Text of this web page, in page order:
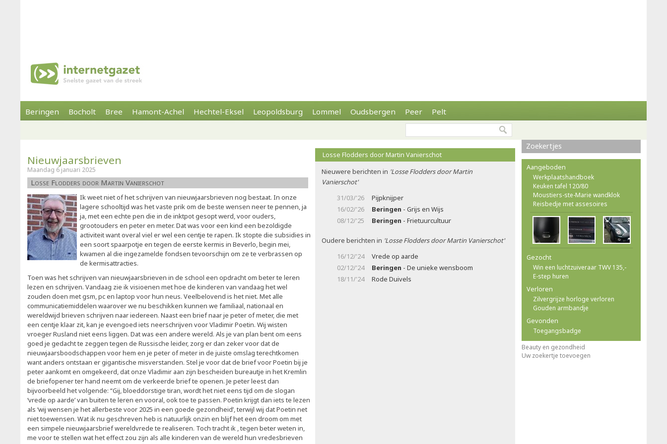
Beringen Bocholt Bree Hamont-Achel Hechtel-Eksel Leopoldsburg Lommel Oudsbergen Peer Pelt
Nieuwjaarsbrieven
Maandag 6 januari 2025
Losse Flodders door Martin Vanierschot
Ik weet niet of het schrijven van nieuwjaarsbrieven nog bestaat. In onze
lagere schooltijd was het vaste prik om de beste wensen neer te pennen, ja
ja, met een echte pen die in de inktpot gesopt werd, voor ouders,
grootouders en peter en meter. Dat was voor een kind een bezoldigde
activiteit want overal viel er wel een centje te rapen. Ik stopte die subsidies in
een soort spaarpotje en tegen de eerste kermis in Beverlo, begin mei,
kwamen al die ingezamelde fondsen tevoorschijn om ze te verbrassen op
de kermisattracties.
Toen was het schrijven van nieuwjaarsbrieven in de school een opdracht om beter te leren
lezen en schrijven. Vandaag zie ik visioenen met hoe de kinderen van vandaag het wel
zouden doen met gsm, pc en laptop voor hun neus. Veelbelovend is het niet. Met alle
communicatiemiddelen waarover we nu beschikken kunnen we familiaal, nationaal en
wereldwijd brieven schrijven naar iedereen. Naast een brief naar je peter of meter, die met
een centje klaar zit, kan je evengoed iets neerschrijven voor Vladimir Poetin. Wij wisten
vroeger Rusland niet eens liggen. Dat was een andere wereld. Als je van plan bent om eens
goed je gedacht te zeggen tegen de Russische leider, zorg er dan zeker voor dat de
nieuwjaarsboodschappen voor hem en je peter of meter in de juiste omslag terechtkomen
want anders ontstaan er gigantische misverstanden. Stel je voor dat de brief voor Poetin bij je
peter aankomt en omgekeerd, dat onze Vladimir aan zijn bescheiden bureautje in het Kremlin
de briefopener ter hand neemt om de verkeerde brief te openen. Je peter leest dan
bijvoorbeeld het volgende: “Gij, bloeddorstige tiran, wordt het niet eens tijd om de slogan
‘vrede op aarde’ van buiten te leren en vooral, ook toe te passen. Poetin krijgt dan iets te lezen
als ‘wij wensen je het allerbeste voor 2025 in een goede gezondheid’, terwijl wij dat Poetin net
niet toewensen. Wat ik nu geschreven heb is natuurlijk onzin en blijf het een droom om met
een simpele nieuwjaarsbrief wereldvrede te realiseren. Toch tracht ik , tegen beter weten in,
me voor te stellen wat het effect zou zijn als alle kinderen van de wereld hun vredesbrieven
Losse Flodders door Martin Vanierschot
Nieuwere berichten in 'Losse Flodders door Martin
Vanierschot'
31/03/'26
Pijpknijper
16/02/'26
Beringen - Grijs en Wijs
08/12/'25
Beringen - Frietuurcultuur
Oudere berichten in 'Losse Flodders door Martin Vanierschot'
16/12/'24
Vrede op aarde
02/12/'24
Beringen - De unieke wensboom
18/11/'24
Rode Duivels
Zoekertjes
Aangeboden
Werkplaatshandboek
Keuken tafel 120/80
Moustiers-ste-Marie wandklok
Reisbedje met assesoires
Gezocht
Win een luchtzuiveraar TWV 135,-
E-step huren
Verloren
Zilvergrijze horloge verloren
Gouden armbandje
Gevonden
Toegangsbadge
Beauty en gezondheid
Uw zoekertje toevoegen